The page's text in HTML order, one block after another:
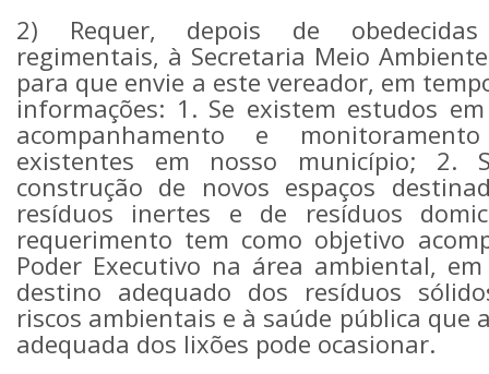
2) Requer, depois de
regimentais, à Secretaria Meio
para que envie a este vereador, em
informações: 1. Se existem estudos
acompanhamento e
existentes em nosso município; 2.
construção de novos espaços
resíduos inertes e de resíduos
requerimento tem como objetivo
Poder Executivo na área ambiental,
destino adequado dos resíduos
riscos ambientais e à saúde pública que
adequada dos lixões pode ocasionar.